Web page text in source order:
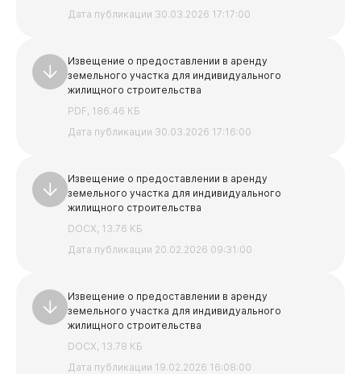
Дата публикации 30.03.2026 17:17:00
Извещение о предоставлении в аренду
земельного участка для индивидуального
жилищного строительства
PDF, 186.46 КБ
Дата публикации 30.03.2026 17:16:00
Извещение о предоставлении в аренду
земельного участка для индивидуального
жилищного строительства
DOCX, 13.76 КБ
Дата публикации 20.02.2026 09:31:00
Извещение о предоставлении в аренду
земельного участка для индивидуального
жилищного строительства
DOCX, 13.78 КБ
Дата публикации 19.02.2026 16:08:00